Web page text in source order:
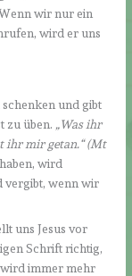
wir nur ein
wird er uns
und gibt
zu üben. „Was ihr
ihr mir getan.“ (Mt
wird
vergibt, wenn wir
uns Jesus vor
Schrift richtig,
immer mehr